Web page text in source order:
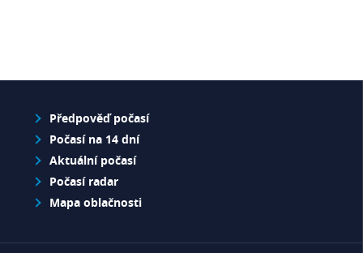
Předpověď počasí
Počasí na 14 dní
Aktuální počasí
Počasí radar
Mapa oblačnosti